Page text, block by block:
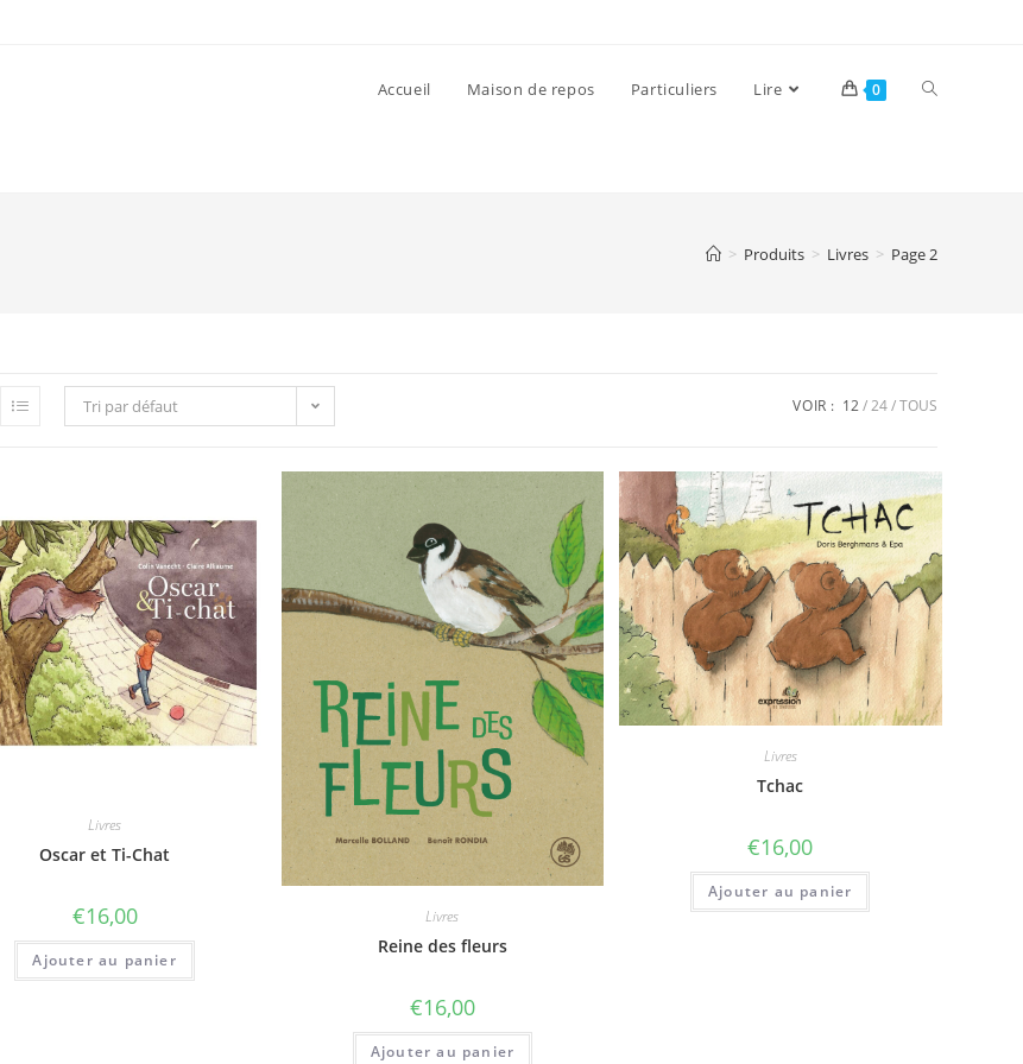
Accueil Maison de repos Particuliers Lire 0
> Produits > Livres > Page 2
Tri par défaut VOIR : 12 24 TOUS
Livres
Oscar et Ti-Chat
€16,00
Ajouter au panier
Livres
Reine des fleurs
€16,00
Ajouter au panier
Livres
Tchac
€16,00
Ajouter au panier